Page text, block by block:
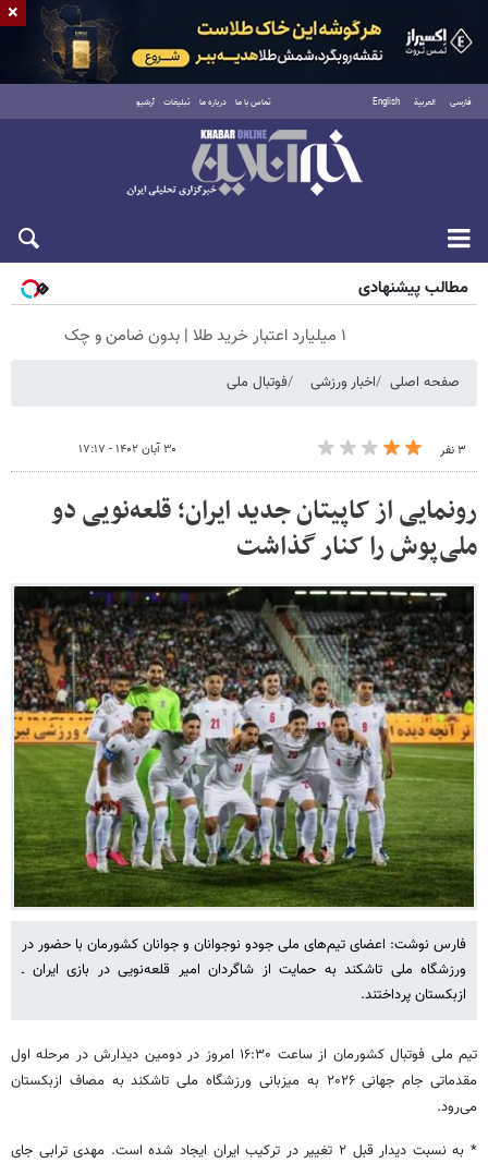
فارسی العربية English تماس با ما درباره ما تبلیغات آرشیو
پنجشنبه ۱۵ مرداد ۱۴۰۵
مطالب پیشنهادی
۱ میلیارد اعتبار خرید طلا | بدون ضامن و چک
صفحه اصلی اخبار ورزشی فوتبال ملی
۳ نفر ۳۰ آبان ۱۴۰۲ - ۱۷:۱۷
رونمایی از کاپیتان جدید ایران؛ قلعه‌نویی دو
ملی‌پوش را کنار گذاشت
فارس نوشت: اعضای تیم‌های ملی جودو نوجوانان و جوانان کشورمان با حضور در
ورزشگاه ملی تاشکند به حمایت از شاگردان امیر قلعه‌نویی در بازی ایران ـ
ازبکستان پرداختند.
تیم ملی فوتبال ‌کشورمان از ساعت ۱۶:۳۰ امروز در دومین دیدارش در مرحله اول
مقدماتی جام جهانی ۲۰۲۶ به میزبانی ورزشگاه ملی تاشکند به مصاف ازبکستان
می‌رود.
* به نسبت دیدار قبل ۲ تغییر در ترکیب ایران ایجاد شده است‌. مهدی ترابی جای
×